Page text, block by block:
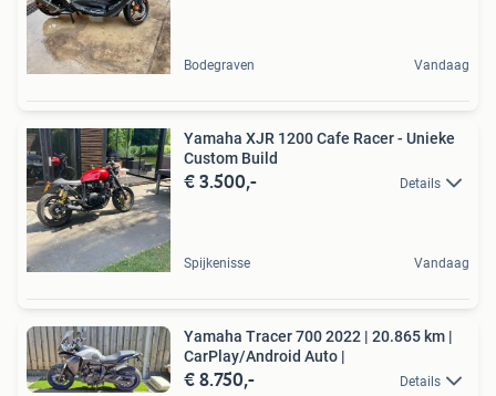
Bodegraven Vandaag
Yamaha XJR 1200 Cafe Racer - Unieke
Custom Build
€ 3.500,- Details
Spijkenisse Vandaag
Yamaha Tracer 700 2022 | 20.865 km |
CarPlay/Android Auto |
€ 8.750,- Details